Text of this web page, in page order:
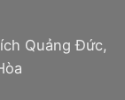
Quảng Đức,